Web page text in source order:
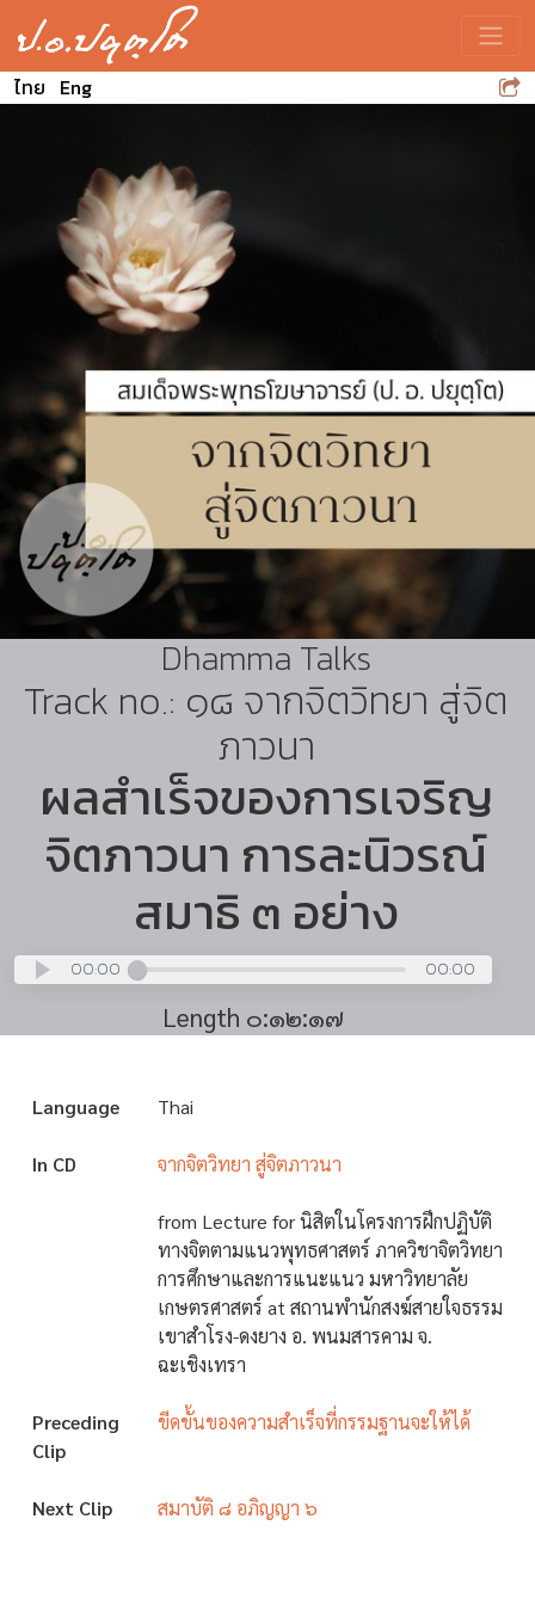
ไทย Eng
Dhamma Talks
Track no.: ๑๘ จากจิตวิทยา สู่จิต
ภาวนา
ผลสำเร็จของการเจริญ
จิตภาวนา การละนิวรณ์
สมาธิ ๓ อย่าง
00:00 00:00
Length ๐:๑๒:๑๗
Language Thai
In CD จากจิตวิทยา สู่จิตภาวนา
from Lecture for นิสิตในโครงการฝึกปฏิบัติ
ทางจิตตามแนวพุทธศาสตร์ ภาควิชาจิตวิทยา
การศึกษาและการแนะแนว มหาวิทยาลัย
เกษตรศาสตร์ at สถานพำนักสงฆ์สายใจธรรม
เขาสำโรง-ดงยาง อ. พนมสารคาม จ.
ฉะเชิงเทรา
Preceding
Clip
ขีดขั้นของความสำเร็จที่กรรมฐานจะให้ได้
Next Clip สมาบัติ ๘ อภิญญา ๖